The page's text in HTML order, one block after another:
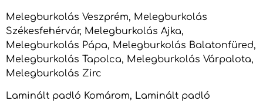
Melegburkolás Veszprém, Melegburkolás
Székesfehérvár, Melegburkolás Ajka,
Melegburkolás Pápa, Melegburkolás Balatonfüred,
Melegburkolás Tapolca, Melegburkolás Várpalota,
Melegburkolás Zirc
Laminált padló Komárom, Laminált padló